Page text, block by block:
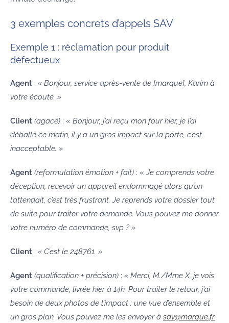
3 exemples concrets d’appels SAV
Exemple 1 : réclamation pour produit
défectueux
Agent : « Bonjour, service après-vente de [marque], Karim à
votre écoute. »
Client (agacé) : « Bonjour, j’ai reçu mon four hier, je l’ai
déballé ce matin, il y a un gros impact sur la porte, c’est
inacceptable. »
Agent (reformulation émotion + fait) : « Je comprends votre
déception, recevoir un appareil endommagé alors qu’on
l’attendait, c’est très frustrant. Je reprends votre dossier tout
de suite pour traiter votre demande. Vous pouvez me donner
votre numéro de commande, svp ? »
Client : « C’est le 248761. »
Agent (qualification + précision) : « Merci, M./Mme X, je vois
votre commande, livrée hier à 14h. Pour traiter le retour, j’ai
besoin de deux photos de l’impact : une vue d’ensemble et
un gros plan. Vous pouvez me les envoyer à sav@marque.fr